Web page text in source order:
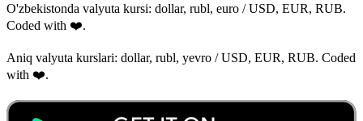
O'zbekistonda valyuta kursi: dollar, rubl, euro / USD, EUR, RUB.
Coded with ❤️.
Aniq valyuta kurslari: dollar, rubl, yevro / USD, EUR, RUB. Coded
with ❤️.